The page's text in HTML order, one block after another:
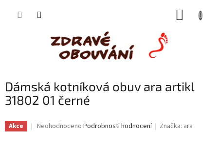
Dámská kotníková obuv ara artikl
31802 01 černé
Akce
Průměrné
Neohodnoceno Podrobnosti hodnocení Značka: ara